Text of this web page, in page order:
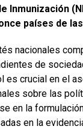
Inmunización
países de
nacionales
de
es crucial en el
sobre las
en la
en la